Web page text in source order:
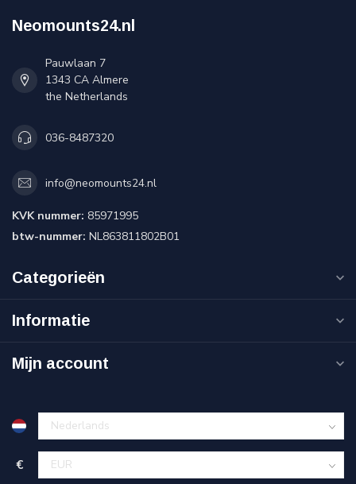
Neomounts24.nl
Pauwlaan 7
1343 CA Almere
the Netherlands
036-8487320
info@neomounts24.nl
KVK nummer: 85971995
btw-nummer: NL863811802B01
Categorieën
Informatie
Mijn account
€